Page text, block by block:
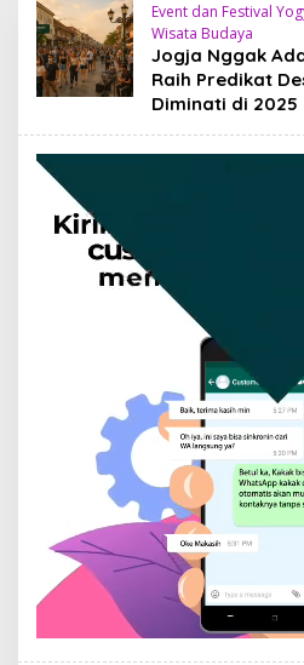
Event dan Festival
Wisata Budaya
Jogja Nggak
Raih Predikat
Diminati di 2025